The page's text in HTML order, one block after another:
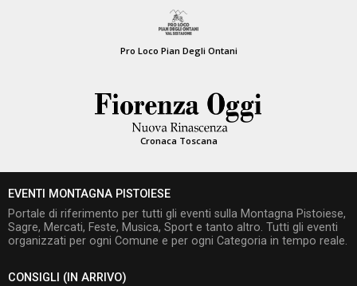
Pro Loco Pian Degli Ontani
Cronaca Toscana
EVENTI MONTAGNA PISTOIESE
Portale di riferimento per tutti gli eventi sulla Montagna Pistoiese,
Sagre, Mercati, Feste, Musica, Sport e tanto altro. Tutti gli eventi
organizzati per ogni Comune e per ogni Categoria in tempo reale.
CONSIGLI (IN ARRIVO)